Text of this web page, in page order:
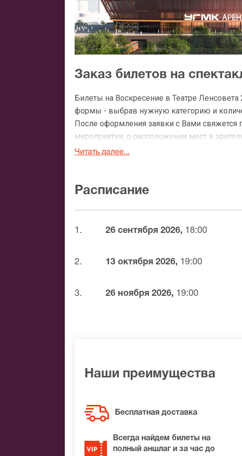
Заказ билетов на
Билеты на Воскресение в Театре
формы - выбрав нужную категорию и
После оформления заявки с Вами
мероприятии, о расположении мест в
После бронирования билетов, ожидайте
доставка билетов осуществляется в
Вы можете с помощью:
Банковской картой
Наличными
Связной
Читать далее...
Расписание
1. 26 сентября 2026, 18:00
2. 13 октября 2026, 19:00
3. 26 ноября 2026, 19:00
Наши преимущества
Бесплатная доставка
Всегда найдем билеты на
полный аншлаг и за час до